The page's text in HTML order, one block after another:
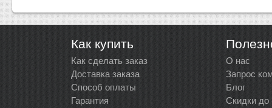
Как купить
Как сделать заказ
Доставка заказа
Способ оплаты
Гарантия
О нас
Запрос
Блог
Скидки до